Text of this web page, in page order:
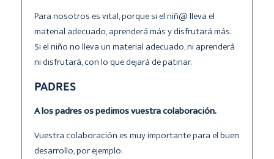
Para nosotros es vital, porque si el niñ@ lleva el
material adecuado, aprenderá más y disfrutará más.
Si el niño no lleva un material adecuado, ni aprenderá
ni disfrutará, con lo que dejará de patinar.
PADRES
A los padres os pedimos vuestra colaboración.
Vuestra colaboración es muy importante para el buen
desarrollo, por ejemplo: